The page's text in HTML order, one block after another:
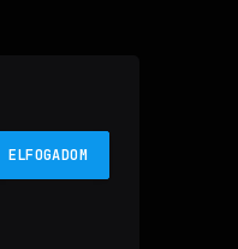
ELFOGADOM